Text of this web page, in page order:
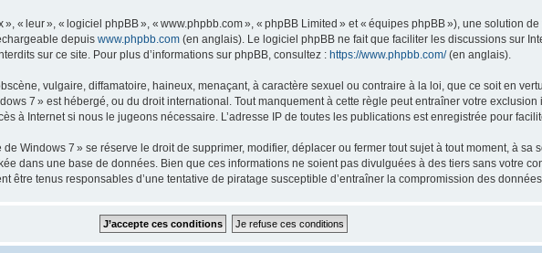
« leur », « logiciel phpBB », « www.phpbb.com », « phpBB Limited » et « équipes phpBB »), une solution
depuis www.phpbb.com (en anglais). Le logiciel phpBB ne fait que faciliter les discussions sur
sur ce site. Pour plus d’informations sur phpBB, consultez : https://www.phpbb.com/(en anglais).
vulgaire, diffamatoire, haineux, menaçant, à caractère sexuel ou contraire à la loi, que ce soit en
7 » est hébergé, ou du droit international. Tout manquement à cette règle peut entraîner votre
à Internet si nous le jugeons nécessaire. L’adresse IP de toutes les publications est enregistrée pour
Windows 7 » se réserve le droit de supprimer, modifier, déplacer ou fermer tout sujet à tout moment, à sa
dans une base de données. Bien que ces informations ne soient pas divulguées à des tiers sans votre
être tenus responsables d’une tentative de piratage susceptible d’entraîner la compromission des